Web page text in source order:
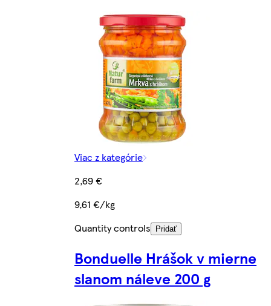
Viac z kategórie
2,69 €
9,61 €/kg
Quantity controls
Pridať
Bonduelle Hrášok v mierne
slanom náleve 200 g